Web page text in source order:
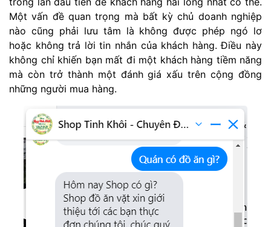
Một vấn đề quan trọng mà bất kỳ chủ doanh nghiệp
nào cũng phải lưu tâm là không được phép ngó lơ
hoặc không trả lời tin nhắn của khách hàng. Điều này
không chỉ khiến bạn mất đi một khách hàng tiềm năng
mà còn trở thành một đánh giá xấu trên cộng đồng
những người mua hàng.